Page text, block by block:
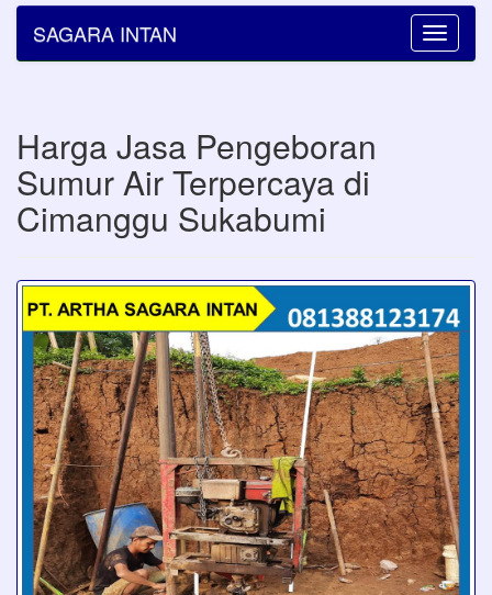
Toggle
SAGARA INTAN
Harga Jasa Pengeboran
Sumur Air Terpercaya di
Cimanggu Sukabumi